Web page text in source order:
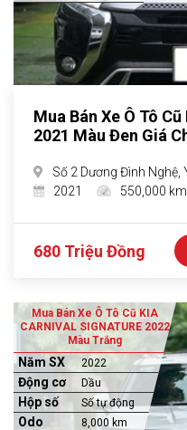
Mua Bán Xe Ô Tô
2021 Màu Đen Giá
Số 2 Dương Đình Nghệ,
2021
550,000 km
680 Triệu Đồng
Mua Bán Xe Ô Tô Cũ KIA
CARNIVAL SIGNATURE 2022
Màu Trắng
Năm SX 2022
Động cơ Dầu
Hộp số Số tự động
Odo 8,000 km